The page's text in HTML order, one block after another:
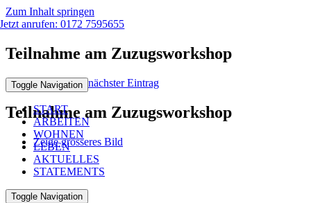
Zum Inhalt springen
Jetzt anrufen: 0172 7595655
Toggle Navigation
START
ARBEITEN
WOHNEN
LEBEN
AKTUELLES
STATEMENTS
Toggle Navigation
Teilnahme am Zuzugsworkshop
vorheriger Eintrag nächster Eintrag
Teilnahme am Zuzugsworkshop
Zeige grösseres Bild